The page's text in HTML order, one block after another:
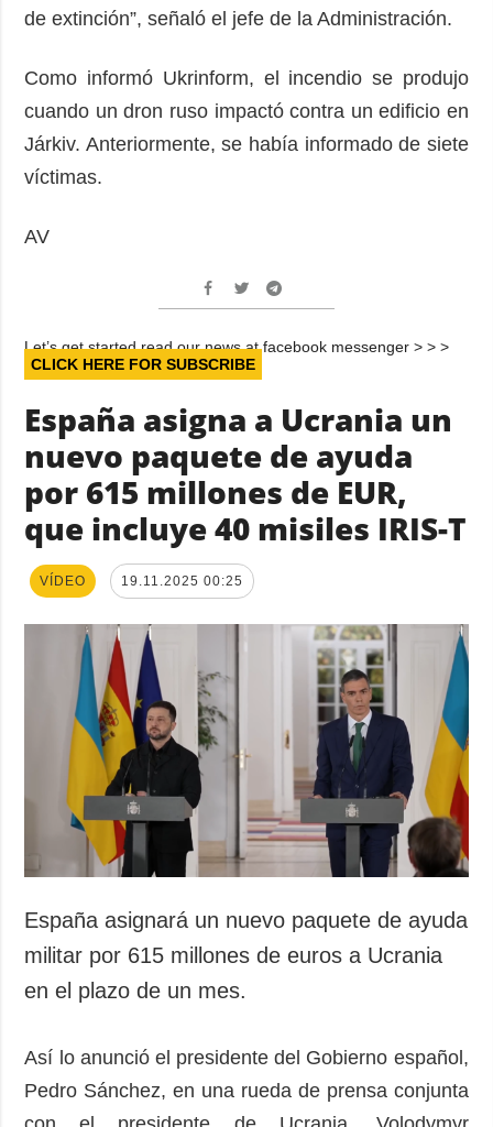
de extinción”, señaló el jefe de la Administración.
Como informó Ukrinform, el incendio se produjo
cuando un dron ruso impactó contra un edificio en
Járkiv. Anteriormente, se había informado de siete
víctimas.
AV
Let’s get started read our news at facebook messenger > > >
CLICK HERE FOR SUBSCRIBE
España asigna a Ucrania un
nuevo paquete de ayuda
por 615 millones de EUR,
que incluye 40 misiles IRIS-T
VÍDEO 19.11.2025 00:25
España asignará un nuevo paquete de ayuda
militar por 615 millones de euros a Ucrania
en el plazo de un mes.
Así lo anunció el presidente del Gobierno español,
Pedro Sánchez, en una rueda de prensa conjunta